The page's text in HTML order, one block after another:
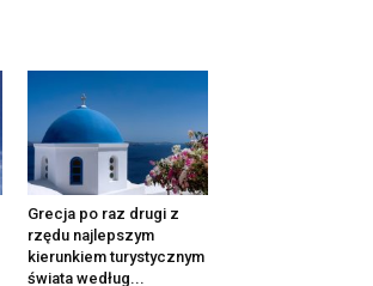
Grecja po raz drugi z
rzędu najlepszym
kierunkiem turystycznym
świata według...